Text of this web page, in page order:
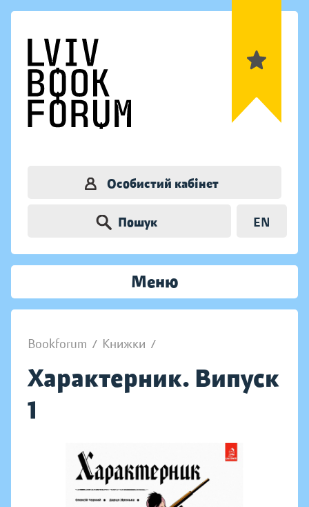
Особистий кабінет
Пошук EN
Меню
Bookforum / Книжки /
Характерник. Випуск
1